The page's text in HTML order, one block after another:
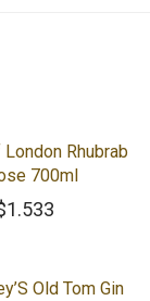
London Rhubrab
700ml
1.533
Old Tom Gin